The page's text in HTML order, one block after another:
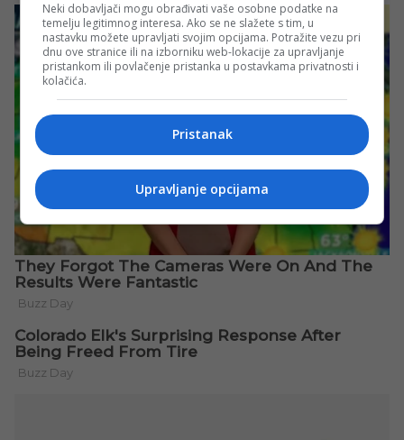
Neki dobavljači mogu obrađivati vaše osobne podatke na
temelju legitimnog interesa. Ako se ne slažete s tim, u
nastavku možete upravljati svojim opcijama. Potražite vezu pri
dnu ove stranice ili na izborniku web-lokacije za upravljanje
pristankom ili povlačenje pristanka u postavkama privatnosti i
kolačića.
Pristanak
Upravljanje opcijama